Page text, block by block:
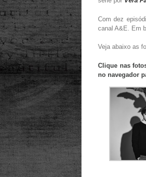
Com dez
canal A&E. Em
Veja abaixo as
Clique nas
no navegador